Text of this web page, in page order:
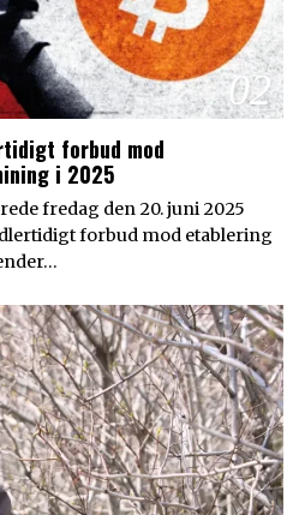
02
forbud mod
i 2025
fredag den 20. juni 2025
forbud mod etablering